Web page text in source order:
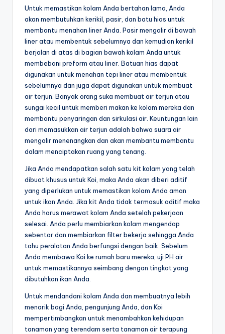
Untuk memastikan kolam Anda bertahan lama, Anda
akan membutuhkan kerikil, pasir, dan batu hias untuk
membantu menahan liner Anda. Pasir mengalir di bawah
liner atau membentuk sebelumnya dan kemudian kerikil
berjalan di atas di bagian bawah kolam Anda untuk
membebani preform atau liner. Batuan hias dapat
digunakan untuk menahan tepi liner atau membentuk
sebelumnya dan juga dapat digunakan untuk membuat
air terjun. Banyak orang suka membuat air terjun atau
sungai kecil untuk memberi makan ke kolam mereka dan
membantu penyaringan dan sirkulasi air. Keuntungan lain
dari memasukkan air terjun adalah bahwa suara air
mengalir menenangkan dan akan membantu membantu
dalam menciptakan ruang yang tenang.
Jika Anda mendapatkan salah satu kit kolam yang telah
dibuat khusus untuk Koi, maka Anda akan diberi aditif
yang diperlukan untuk memastikan kolam Anda aman
untuk ikan Anda. Jika kit Anda tidak termasuk aditif maka
Anda harus merawat kolam Anda setelah pekerjaan
selesai. Anda perlu membiarkan kolam mengendap
sebentar dan membiarkan filter bekerja sehingga Anda
tahu peralatan Anda berfungsi dengan baik. Sebelum
Anda membawa Koi ke rumah baru mereka, uji PH air
untuk memastikannya seimbang dengan tingkat yang
dibutuhkan ikan Anda.
Untuk mendandani kolam Anda dan membuatnya lebih
menarik bagi Anda, pengunjung Anda, dan Koi
mempertimbangkan untuk menambahkan kehidupan
tanaman yang terendam serta tanaman air terapung